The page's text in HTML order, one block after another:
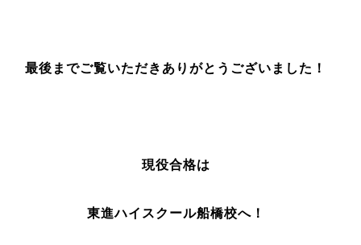
最後までご覧いただきありがとうございました！
現役合格は
東進ハイスクール船橋校へ！